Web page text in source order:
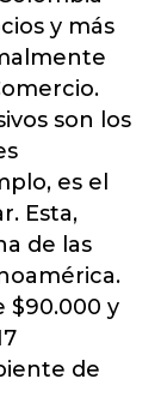
y más
son los
es el
Esta,
de las
$90.000 y
de